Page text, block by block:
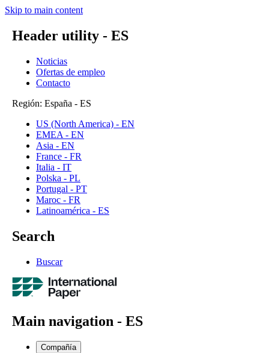
Skip to main content
Header utility - ES
Noticias
Ofertas de empleo
Contacto
Región: España - ES
US (North America) - EN
EMEA - EN
Asia - EN
France - FR
Italia - IT
Polska - PL
Portugal - PT
Maroc - FR
Latinoamérica - ES
Search
Buscar
Main navigation - ES
Compañía